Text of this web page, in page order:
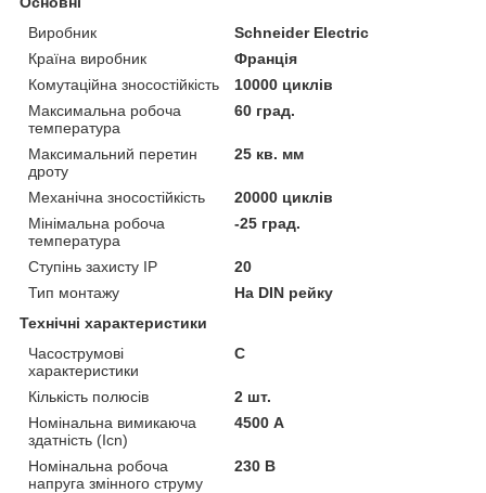
Виробник
Schneider Electric
Країна виробник
Франція
Комутаційна зносостійкість
10000 циклів
Максимальна робоча
температура
60 град.
Максимальний перетин
дроту
25 кв. мм
Механічна зносостійкість
20000 циклів
Мінімальна робоча
температура
-25 град.
Ступінь захисту IP
20
Тип монтажу
На DIN рейку
Технічні характеристики
Часострумові
характеристики
C
Кількість полюсів
2 шт.
Номінальна вимикаюча
здатність (Icn)
4500 А
Номінальна робоча
напруга змінного струму
230 В